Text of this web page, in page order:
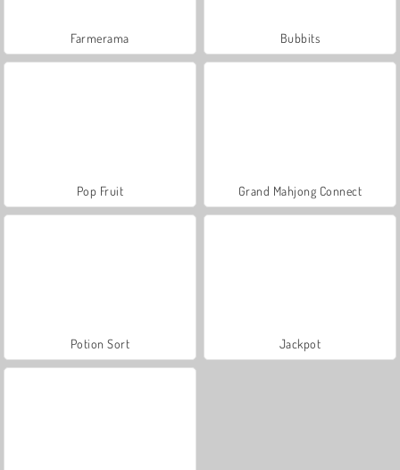
Farmerama Bubbits
Pop Fruit Grand Mahjong Connect
Potion Sort Jackpot